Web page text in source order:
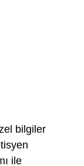
bilgiler
ile